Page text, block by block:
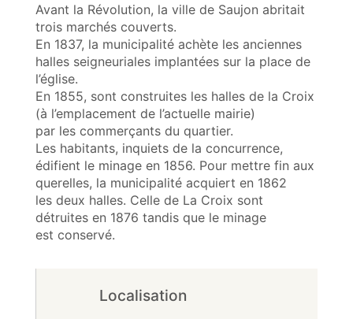
Avant la Révolution, la ville de Saujon abritait
trois marchés couverts.
En 1837, la municipalité achète les anciennes
halles seigneuriales implantées sur la place de
l’église.
En 1855, sont construites les halles de la Croix
(à l’emplacement de l’actuelle mairie)
par les commerçants du quartier.
Les habitants, inquiets de la concurrence,
édifient le minage en 1856. Pour mettre fin aux
querelles, la municipalité acquiert en 1862
les deux halles. Celle de La Croix sont
détruites en 1876 tandis que le minage
est conservé.
Localisation